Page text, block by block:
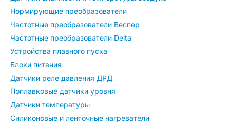
Нормирующие преобразователи
Частотные преобразователи Веспер
Частотные преобразователи Delta
Устройства плавного пуска
Блоки питания
Датчики реле давления ДРД
Поплавковые датчики уровня
Датчики температуры
Силиконовые и ленточные нагреватели